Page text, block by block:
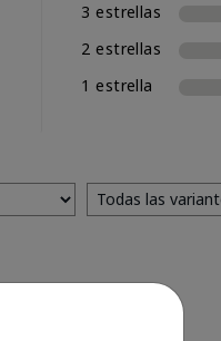
3 estrellas
2 estrellas
1 estrella